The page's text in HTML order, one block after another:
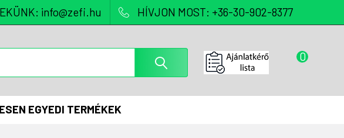
info@zefi.hu HÍVJON MOST: +36-30-902-8377
0
EGYEDI TERMÉKEK